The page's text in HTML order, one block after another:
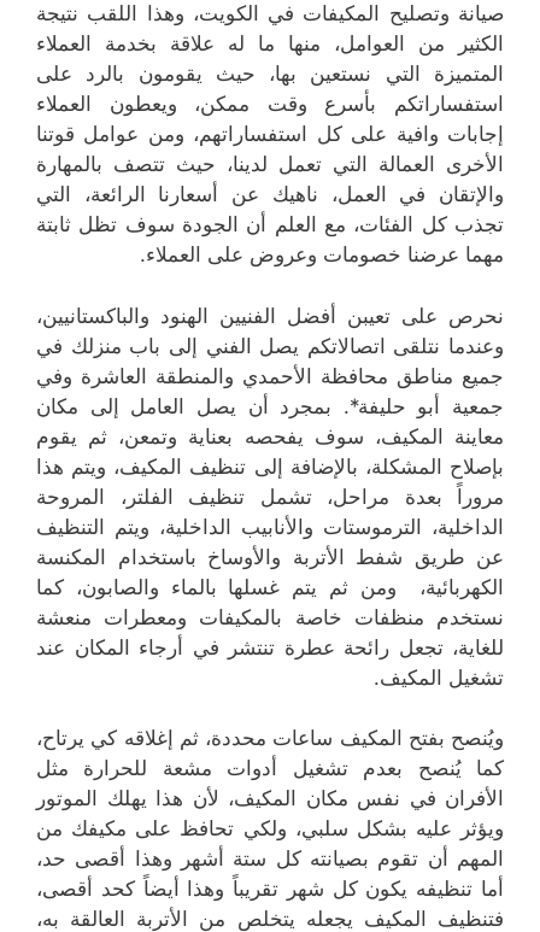
صيانة وتصليح المكيفات في الكويت، وهذا اللقب نتيجة
الكثير من العوامل، منها ما له علاقة بخدمة العملاء
المتميزة التي نستعين بها، حيث يقومون بالرد على
استفساراتكم بأسرع وقت ممكن، ويعطون العملاء
إجابات وافية على كل استفساراتهم، ومن عوامل قوتنا
الأخرى العمالة التي تعمل لدينا، حيث تتصف بالمهارة
والإتقان في العمل، ناهيك عن أسعارنا الرائعة، التي
تجذب كل الفئات، مع العلم أن الجودة سوف تظل ثابتة
مهما عرضنا خصومات وعروض على العملاء.
نحرص على تعيبن أفضل الفنيين الهنود والباكستانيين،
وعندما نتلقى اتصالاتكم يصل الفني إلى باب منزلك في
جميع مناطق محافظة الأحمدي والمنطقة العاشرة وفي
جمعية أبو حليفة*. بمجرد أن يصل العامل إلى مكان
معاينة المكيف، سوف يفحصه بعناية وتمعن، ثم يقوم
بإصلاح المشكلة، بالإضافة إلى تنظيف المكيف، ويتم هذا
مروراً بعدة مراحل، تشمل تنظيف الفلتر، المروحة
الداخلية، الترموستات والأنابيب الداخلية، ويتم التنظيف
عن طريق شفط الأتربة والأوساخ باستخدام المكنسة
الكهربائية، ومن ثم يتم غسلها بالماء والصابون، كما
نستخدم منظفات خاصة بالمكيفات ومعطرات منعشة
للغاية، تجعل رائحة عطرة تنتشر في أرجاء المكان عند
تشغيل المكيف.
ويُنصح بفتح المكيف ساعات محددة، ثم إغلاقه كي يرتاح،
كما يُنصح بعدم تشغيل أدوات مشعة للحرارة مثل
الأفران في نفس مكان المكيف، لأن هذا يهلك الموتور
ويؤثر عليه بشكل سلبي، ولكي تحافظ على مكيفك من
المهم أن تقوم بصيانته كل ستة أشهر وهذا أقصى حد،
أما تنظيفه يكون كل شهر تقريباً وهذا أيضاً كحد أقصى،
فتنظيف المكيف يجعله يتخلص من الأتربة العالقة به،